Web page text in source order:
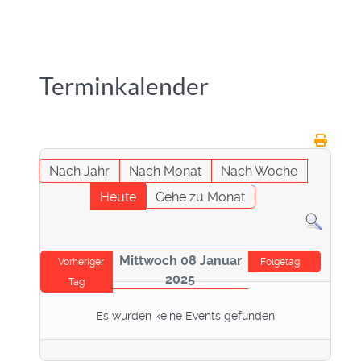
Terminkalender
Nach Jahr Nach Monat
Nach Woche
Heute
Gehe zu Monat
Vorheriger
Tag
Mittwoch 08 Januar
2025
Folgetag
Es wurden keine Events gefunden